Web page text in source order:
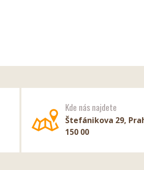
Kde nás najdete
Štefánikova 29,
150 00